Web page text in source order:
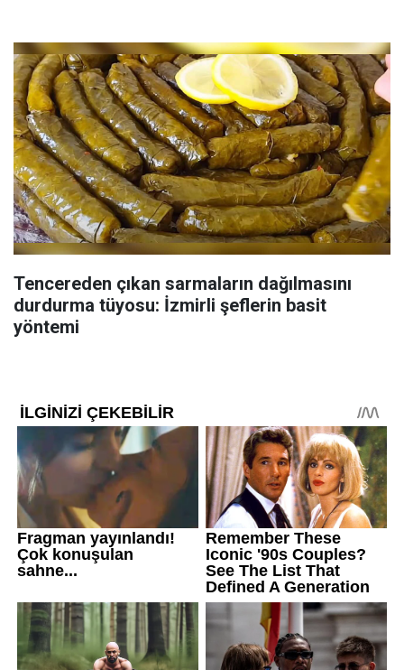
Tencereden çıkan sarmaların dağılmasını
durdurma tüyosu: İzmirli şeflerin basit
yöntemi